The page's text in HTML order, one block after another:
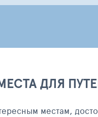
ДЛЯ
местам,